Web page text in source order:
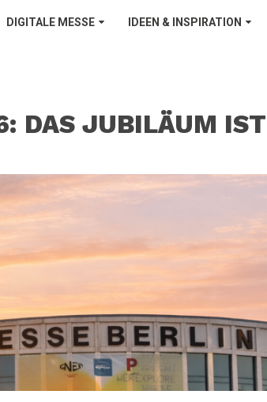
DIGITALE MESSE IDEEN & INSPIRATION
DAS JUBILÄUM